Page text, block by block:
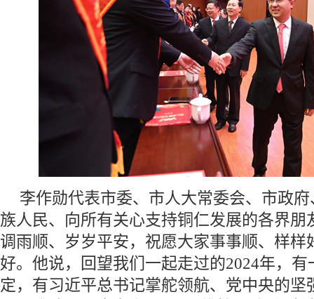
李作勋代表市委、市人大常委会、市政
族人民、向所有关心支持铜仁发展的各界朋
调雨顺、岁岁平安，祝愿大家事事顺、样样
好。他说，回望我们一起走过的2024年，
定，有习近平总书记掌舵领航、党中央的坚